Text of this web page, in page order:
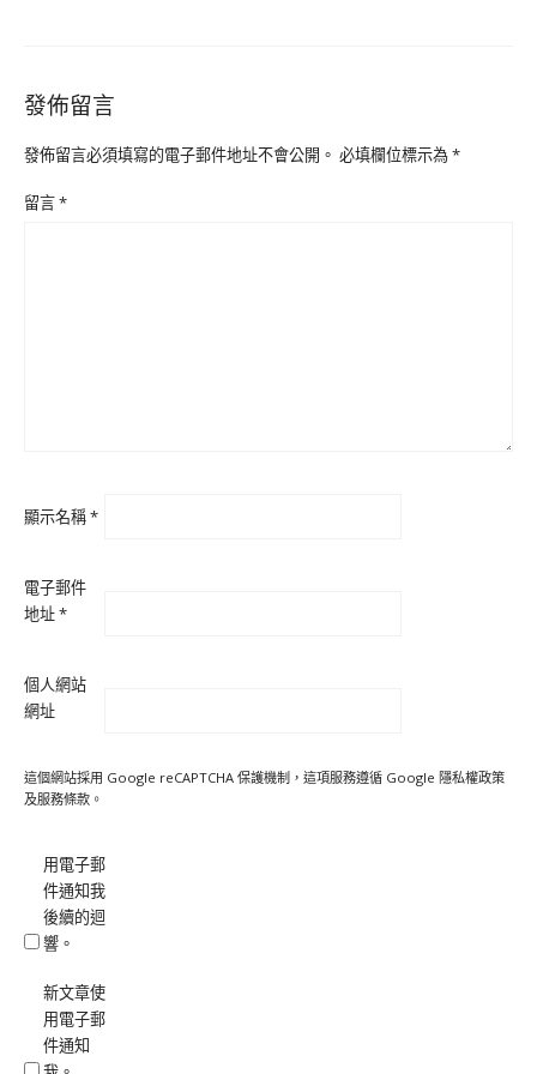
發佈留言
發佈留言必須填寫的電子郵件地址不會公開。 必填欄位標示為*
留言*
顯示名稱*
電子郵件
地址*
個人網站
網址
這個網站採用 Google reCAPTCHA 保護機制，這項服務遵循 Google 隱私權政策
及服務條款 。
用電子郵
件通知我
後續的迴
響。
新文章使
用電子郵
件通知